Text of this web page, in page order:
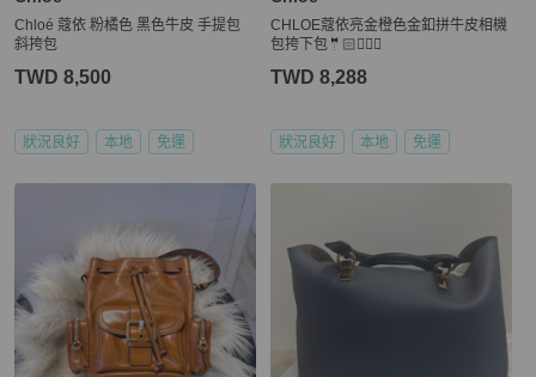
Chloé 蔻依 粉橘色 黑色牛皮 手提包
斜挎包
TWD 8,500
狀況良好 本地 免運
CHLOE蔻依亮金橙色金釦拼牛皮相機
包挎下包🤵🏻🤵🏼‍♀️
TWD 8,288
狀況良好 本地 免運